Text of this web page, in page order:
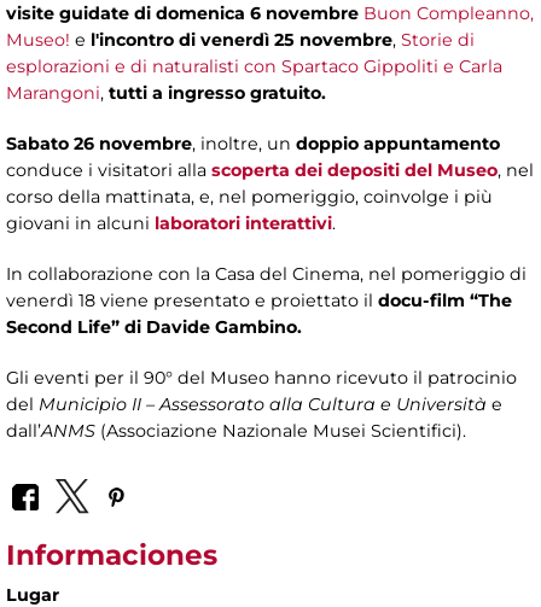
visite guidate di domenica 6 novembre Buon Compleanno,
Museo! e l'incontro di venerdì 25 novembre, Storie di
esplorazioni e di naturalisti con Spartaco Gippoliti e Carla
Marangoni, tutti a ingresso gratuito.
Sabato 26 novembre, inoltre, un doppio appuntamento
conduce i visitatori alla scoperta dei depositi del Museo, nel
corso della mattinata, e, nel pomeriggio, coinvolge i più
giovani in alcuni laboratori interattivi.
In collaborazione con la Casa del Cinema, nel pomeriggio di
venerdì 18 viene presentato e proiettato il docu-film “The
Second Life” di Davide Gambino.
Gli eventi per il 90° del Museo hanno ricevuto il patrocinio
del Municipio II – Assessorato alla Cultura e Università e
dall’ANMS (Associazione Nazionale Musei Scientifici).
Informaciones
Lugar